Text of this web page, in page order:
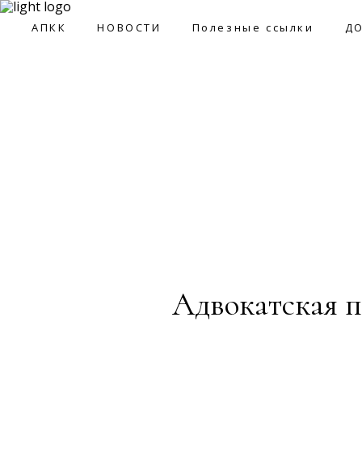
АПКК НОВОСТИ Полезные ссылки
Адвокатская